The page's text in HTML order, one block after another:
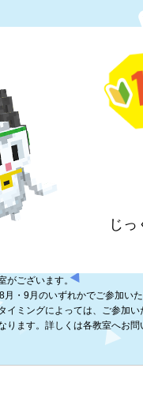
じ
がございます。
・9月のいずれかでご参加いた
イミングによっては、ご参加い
ります。詳しくは各教室へお問